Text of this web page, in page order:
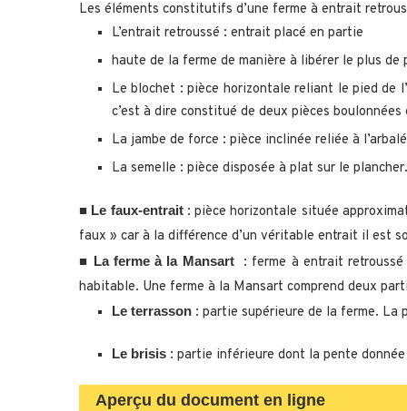
Les éléments constitutifs d’une ferme à entrait
L’entrait retroussé : entrait placé en partie
haute de la ferme de manière à libérer le plus
Le blochet : pièce horizontale reliant le pied de
c’est à dire constitué de deux pièces
La jambe de force : pièce inclinée reliée à
La semelle : pièce disposée à plat sur le
■ Le faux-entrait: pièce horizontale située
faux » car à la différence d’un véritable entrait il est
■ La ferme à la Mansart: ferme à entrait retroussé
habitable. Une ferme à la Mansart comprend deux
Le terrasson : partie supérieure de la ferme. La
Le brisis : partie inférieure dont la pente
Aperçu du document en ligne